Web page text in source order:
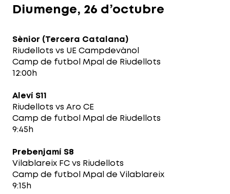
Diumenge, 26 d’octubre
Sènior (Tercera Catalana)
Riudellots vs UE Campdevànol
Camp de futbol Mpal de Riudellots
12:00h
Aleví S11
Riudellots vs Aro CE
Camp de futbol Mpal de Riudellots
9:45h
Prebenjamí S8
Vilablareix FC vs Riudellots
Camp de futbol Mpal de Vilablareix
9:15h